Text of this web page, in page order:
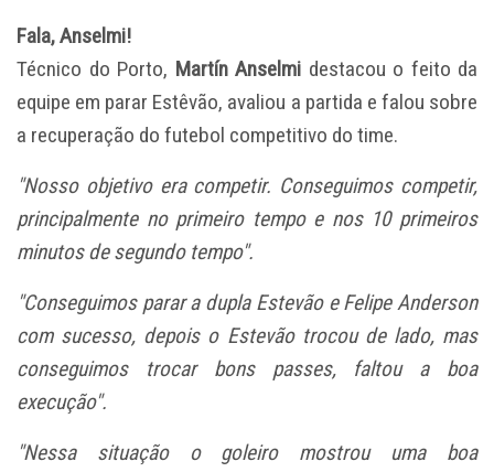
Fala, Anselmi!
Técnico do Porto, Martín Anselmi destacou o feito da
equipe em parar Estêvão, avaliou a partida e falou sobre
a recuperação do futebol competitivo do time.
"Nosso objetivo era competir. Conseguimos competir,
principalmente no primeiro tempo e nos 10 primeiros
minutos de segundo tempo".
"Conseguimos parar a dupla Estevão e Felipe Anderson
com sucesso, depois o Estevão trocou de lado, mas
conseguimos trocar bons passes, faltou a boa
execução".
"Nessa situação o goleiro mostrou uma boa